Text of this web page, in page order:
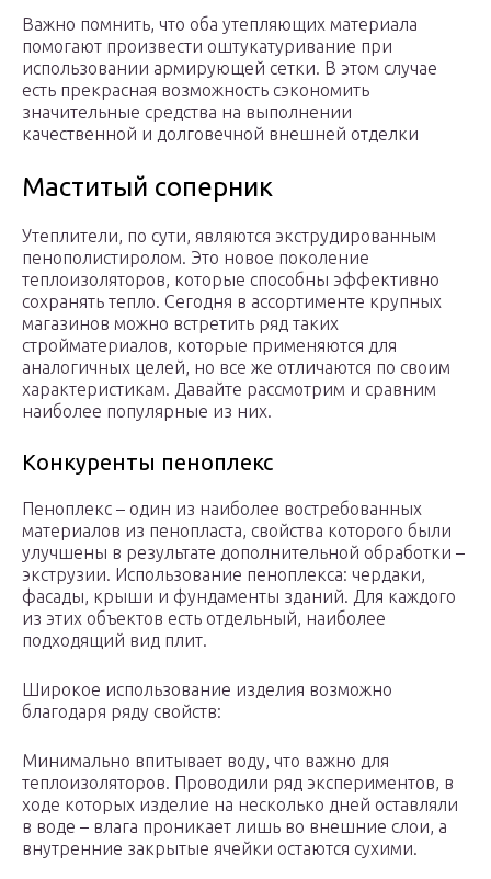
Важно помнить, что оба утепляющих материала
помогают произвести оштукатуривание при
использовании армирующей сетки. В этом случае
есть прекрасная возможность сэкономить
значительные средства на выполнении
качественной и долговечной внешней отделки
Маститый соперник
Утеплители, по сути, являются экструдированным
пенополистиролом. Это новое поколение
теплоизоляторов, которые способны эффективно
сохранять тепло. Сегодня в ассортименте крупных
магазинов можно встретить ряд таких
стройматериалов, которые применяются для
аналогичных целей, но все же отличаются по своим
характеристикам. Давайте рассмотрим и сравним
наиболее популярные из них.
Конкуренты пеноплекс
Пеноплекс – один из наиболее востребованных
материалов из пенопласта, свойства которого были
улучшены в результате дополнительной обработки –
экструзии. Использование пеноплекса: чердаки,
фасады, крыши и фундаменты зданий. Для каждого
из этих объектов есть отдельный, наиболее
подходящий вид плит.
Широкое использование изделия возможно
благодаря ряду свойств:
Минимально впитывает воду, что важно для
теплоизоляторов. Проводили ряд экспериментов, в
ходе которых изделие на несколько дней оставляли
в воде – влага проникает лишь во внешние слои, а
внутренние закрытые ячейки остаются сухими.